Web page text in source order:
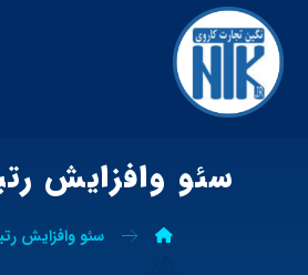
سئو وافزایش
سئو وافزایش